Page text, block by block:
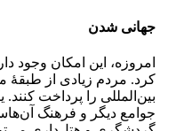
جهانی شدن
کرد. مردم زیادی از طبقۀ
بین‌المللی را پرداخت
جوامع دیگر و فرهنگ